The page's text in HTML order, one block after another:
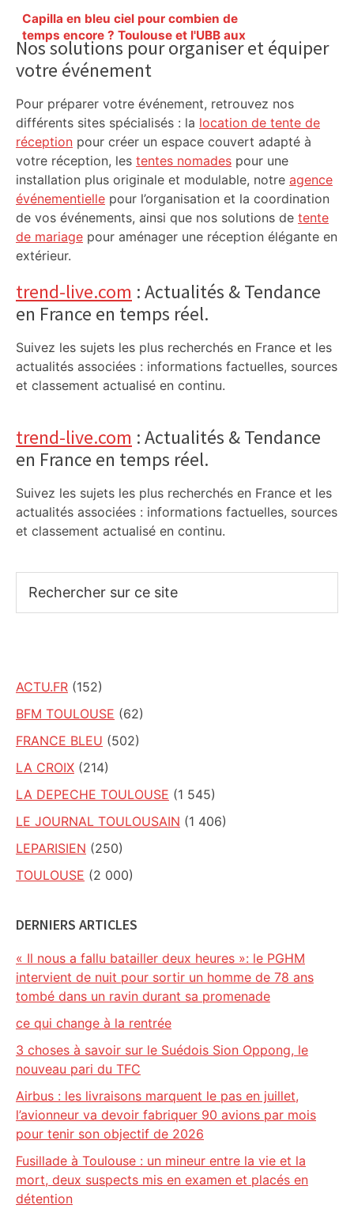
Capilla en bleu ciel pour combien de
temps encore ? Toulouse et l'UBB aux
aguets – Rugbynistere
Primary
Sidebar
Nos solutions pour organiser et équiper
votre événement
Pour préparer votre événement, retrouvez nos
différents sites spécialisés : la location de tente de
réception pour créer un espace couvert adapté à
votre réception, les tentes nomades pour une
installation plus originale et modulable, notre agence
événementielle pour l’organisation et la coordination
de vos événements, ainsi que nos solutions de tente
de mariage pour aménager une réception élégante en
extérieur.
trend-live.com : Actualités & Tendance
en France en temps réel.
Suivez les sujets les plus recherchés en France et les
actualités associées : informations factuelles, sources
et classement actualisé en continu.
trend-live.com : Actualités & Tendance
en France en temps réel.
Suivez les sujets les plus recherchés en France et les
actualités associées : informations factuelles, sources
et classement actualisé en continu.
sur
ACTU.FR (152)
BFM TOULOUSE (62)
FRANCE BLEU (502)
LA CROIX (214)
LA DEPECHE TOULOUSE (1 545)
LE JOURNAL TOULOUSAIN (1 406)
LEPARISIEN (250)
TOULOUSE (2 000)
DERNIERS ARTICLES
« Il nous a fallu batailler deux heures »: le PGHM
intervient de nuit pour sortir un homme de 78 ans
tombé dans un ravin durant sa promenade
ce qui change à la rentrée
3 choses à savoir sur le Suédois Sion Oppong, le
nouveau pari du TFC
Airbus : les livraisons marquent le pas en juillet,
l’avionneur va devoir fabriquer 90 avions par mois
pour tenir son objectif de 2026
Fusillade à Toulouse : un mineur entre la vie et la
mort, deux suspects mis en examen et placés en
détention